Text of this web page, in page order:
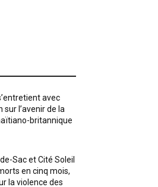
avec
sur l’avenir de la
britannique
Sac et Cité Soleil
en cinq mois,
la violence des